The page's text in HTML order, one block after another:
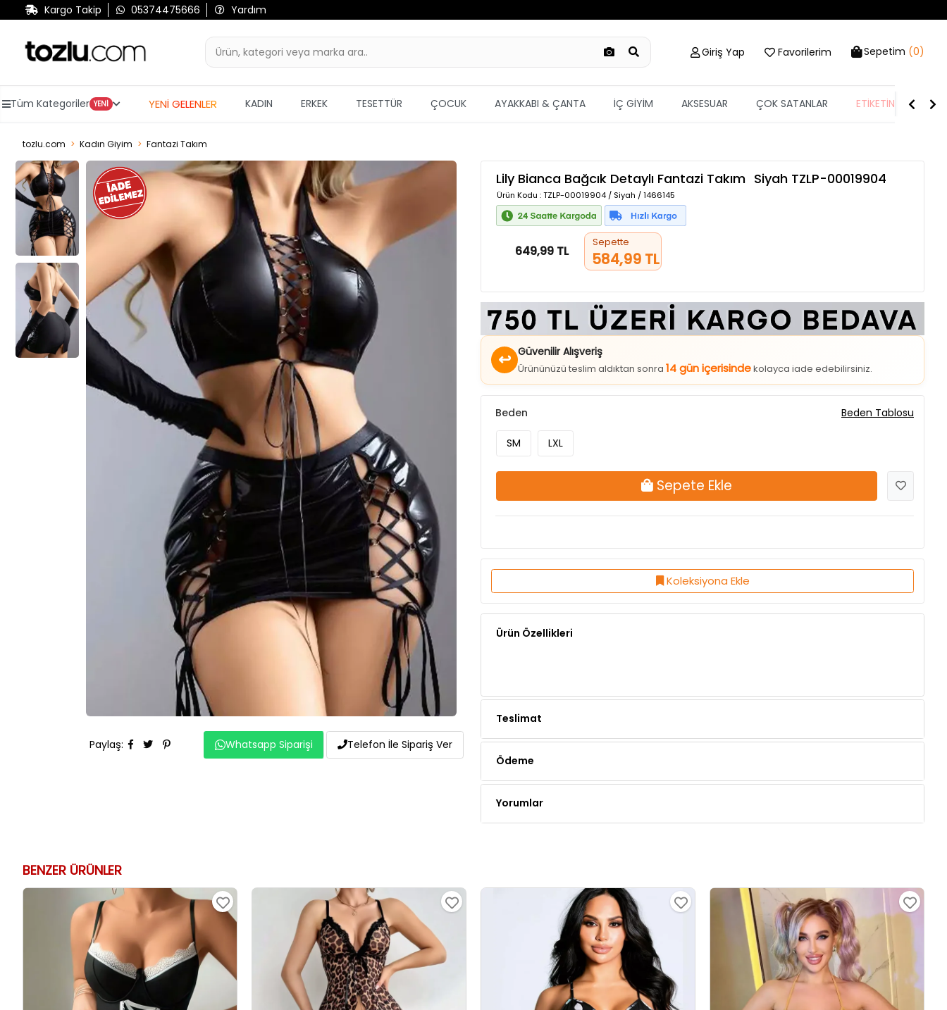
Kargo Takip 05374475666 Yardım
Giriş Yap Favorilerim Sepetim (0)
Tüm Kategoriler YENİ YENİ GELENLER KADIN ERKEK TESETTÜR ÇOCUK AYAKKABI & ÇANTA İÇ GİYİM AKSESUAR ÇOK SATANLAR ETİKETİN YARISI
tozlu.com Kadın Giyim Fantazi Takım
Paylaş: Whatsapp Siparişi Telefon İle Sipariş Ver
Lily Bianca Bağcık Detaylı Fantazi Takım Siyah TZLP-00019904
Ürün Kodu : TZLP-00019904 / Siyah / 1466145
649,99 TL
Sepette
584,99 TL
↩ Güvenilir Alışveriş
Ürününüzü teslim aldıktan sonra14 gün içerisindekolayca iade edebilirsiniz.
SM
Koleksiyona Ekle
Ürün Özellikleri